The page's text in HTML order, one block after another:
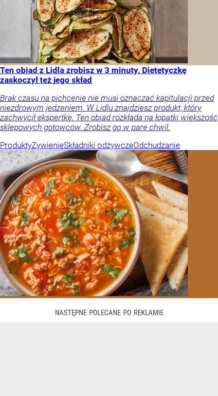
Ten obiad z Lidla zrobisz w 3 minuty. Dietetyczkę
zaskoczył też jego skład
Brak czasu na pichcenie nie musi oznaczać kapitulacji przed
niezdrowym jedzeniem. W Lidlu znajdziesz produkt, który
zachwycił ekspertkę. Ten obiad rozkłada na łopatki większość
sklepowych gotowców. Zrobisz go w parę chwil.
ProduktyŻywienieSkładniki odżywczeOdchudzanie